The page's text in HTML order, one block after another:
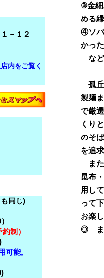
③金細
める
④ソバ
かっ
など
孤丘
製麺
で厳
くり
のそ
を追
また
昆布
用し
って
お楽
◎ ま
－１２
内をご覧く
同じ)
制）
可能。